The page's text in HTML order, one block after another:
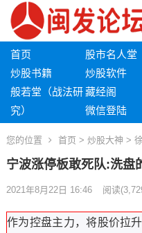
首页 股市名人堂
炒股书籍
炒股软件
般若堂（战法研
究）
藏经阁
微信登陆
您的位置 首页 > 炒股大神 >
宁波涨停板敢死队:洗盘
2021年8月22日 16:46 阅读
作为控盘主力，将股价拉